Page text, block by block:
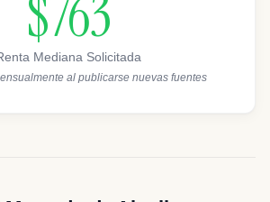
$763
Mediana Solicitada
al publicarse nuevas fuentes